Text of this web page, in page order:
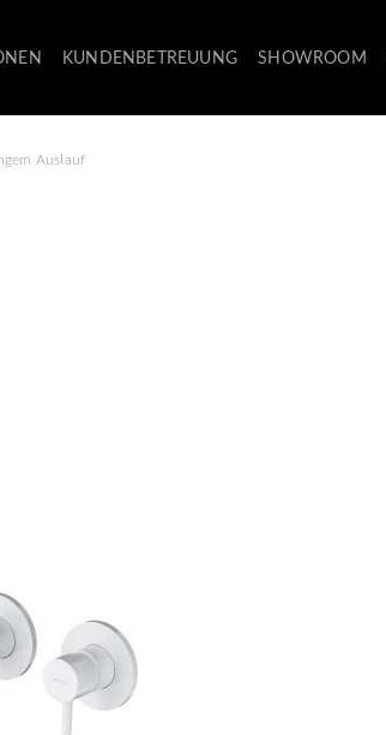
KUNDENBETREUUNG SHOWROOM
Auslauf